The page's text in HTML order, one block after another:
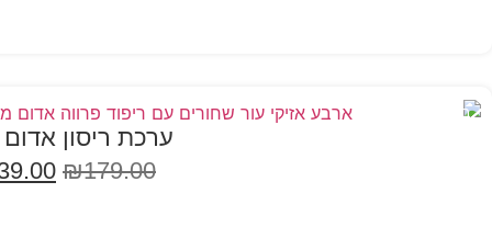
במבצע
ערכת ריסון
₪179.00